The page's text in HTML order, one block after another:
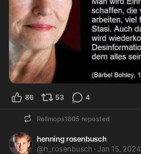
86 53 4
Rollmops1805 reposted
henning rosenbusch
@h_rosenbusch · Jan 15, 2024